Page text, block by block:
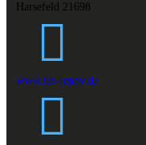
Harsefeld 21698
www.stb-renov.de